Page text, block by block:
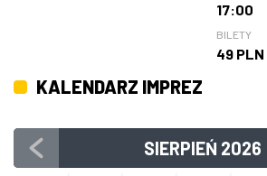
17:00
BILETY
49 PLN
KALENDARZ IMPREZ
SIERPIEŃ 2026